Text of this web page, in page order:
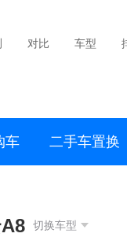
对比 车型
车 二手车置换
切换车型